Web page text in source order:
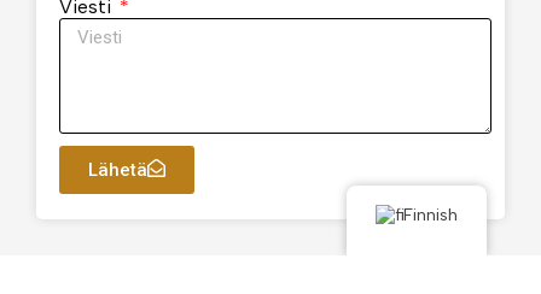
Viesti
Lähetä
Finnish